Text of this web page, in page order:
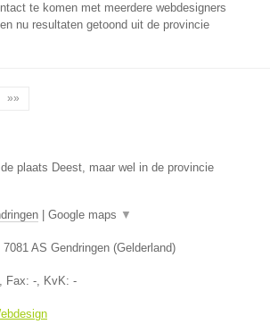
te komen met meerdere webdesigners
nu resultaten getoond uit de provincie
»»
plaats Deest, maar wel in de provincie
Google maps ▼
7081 AS Gendringen (Gelderland)
, Fax: -, KvK: -